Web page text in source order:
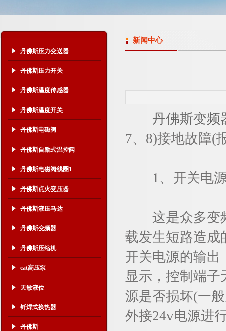
丹佛斯压力变送器
丹佛斯压力开关
丹佛斯温度传感器
丹佛斯温度开关
丹佛斯电磁阀
丹佛斯自励式温控阀
丹佛斯电磁阀线圈1
丹佛斯点火变压器
丹佛斯液压马达
丹佛斯变频器
丹佛斯压缩机
cat高压泵
天敏液位
钎焊式换热器
丹佛斯
新闻中心
丹佛斯变频
7、8)接地故障(
1、开关电源
这是众多变频
载发生短路造成
开关电源的输出
显示，控制端
源是否损坏(一
外接24v电源进